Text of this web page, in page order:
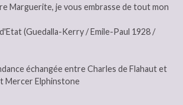
Marguerite, je vous embrasse de tout mon
(Guedalla-Kerry / Emile-Paul 1928 /
échangée entre Charles de Flahaut et
Mercer Elphinstone